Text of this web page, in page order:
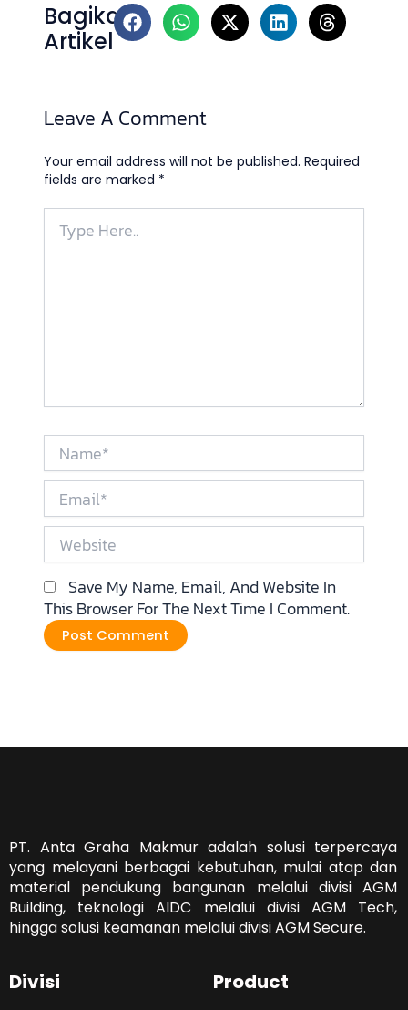
Bagikan
Artikel
Leave A Comment
Your email address will not be published. Required
fields are marked *
Here..
Name*
Email*
Website
Save My Name, Email, And Website In
This Browser For The Next Time I Comment.
PT. Anta Graha Makmur adalah solusi terpercaya
yang melayani berbagai kebutuhan, mulai atap dan
material pendukung bangunan melalui divisi AGM
Building, teknologi AIDC melalui divisi AGM Tech,
hingga solusi keamanan melalui divisi AGM Secure.
Divisi Product